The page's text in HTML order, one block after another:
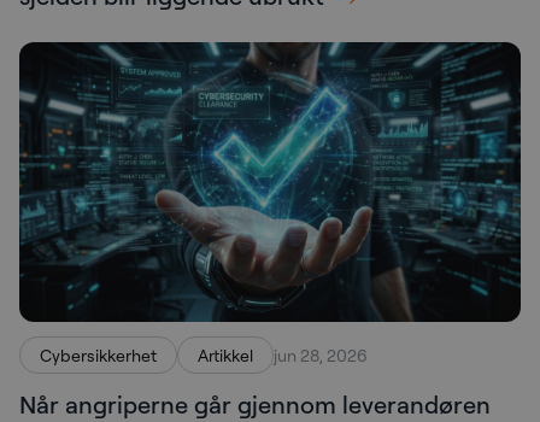
Cybersikkerhet Artikkel jun 28, 2026
Når angriperne går gjennom leverandøren